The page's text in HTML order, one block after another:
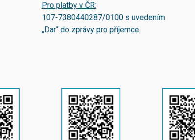
Pro platby v ČR:
107-7380440287/0100s uvedením
„Dar“ do zprávy pro příjemce.